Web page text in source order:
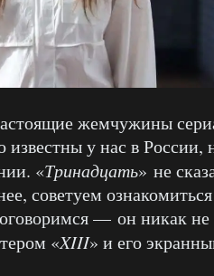
жемчужины
известны у нас в
«Тринадцать» не
советуем
— он никак не
«XIII» и его